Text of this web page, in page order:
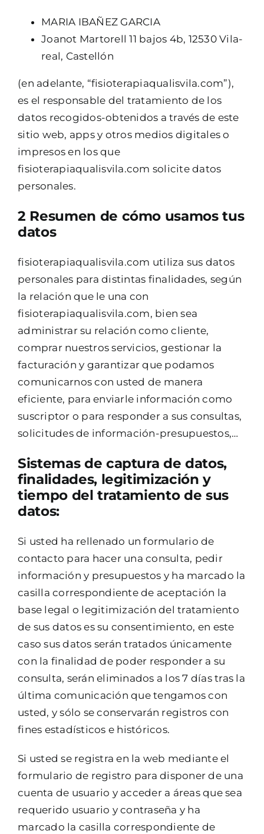
MARIA IBAÑEZ GARCIA
Joanot Martorell 11 bajos 4b, 12530 Vila-
real, Castellón
(en adelante, “fisioterapiaqualisvila.com”),
es el responsable del tratamiento de los
datos recogidos-obtenidos a través de este
sitio web, apps y otros medios digitales o
impresos en los que
fisioterapiaqualisvila.com solicite datos
personales.
2 Resumen de cómo usamos tus
datos
fisioterapiaqualisvila.com utiliza sus datos
personales para distintas finalidades, según
la relación que le una con
fisioterapiaqualisvila.com, bien sea
administrar su relación como cliente,
comprar nuestros servicios, gestionar la
facturación y garantizar que podamos
comunicarnos con usted de manera
eficiente, para enviarle información como
suscriptor o para responder a sus consultas,
solicitudes de información-presupuestos,…
Sistemas de captura de datos,
finalidades, legitimización y
tiempo del tratamiento de sus
datos:
Si usted ha rellenado un formulario de
contacto para hacer una consulta, pedir
información y presupuestos y ha marcado la
casilla correspondiente de aceptación la
base legal o legitimización del tratamiento
de sus datos es su consentimiento, en este
caso sus datos serán tratados únicamente
con la finalidad de poder responder a su
consulta, serán eliminados a los 7 días tras la
última comunicación que tengamos con
usted, y sólo se conservarán registros con
fines estadísticos e históricos.
Si usted se registra en la web mediante el
formulario de registro para disponer de una
cuenta de usuario y acceder a áreas que sea
requerido usuario y contraseña y ha
marcado la casilla correspondiente de